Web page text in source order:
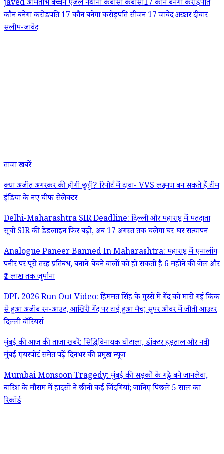
javedअमिताभ बच्चनएंजेल नैथानीकेबीसीकेबीसी17कौन बनेगा करोड़पति
कौन बनेगा करोड़पति 17कौन बनेगा करोड़पति सीजन 17जावेद अख्तरदीवार
सलीम-जावेद
ताजा खबरें
क्या अजीत अगरकर की होगी छुट्टी? रिपोर्ट में दावा- VVS लक्ष्मण बन सकते हैं टीम
इंडिया के नए चीफ सेलेक्टर
Delhi-Maharashtra SIR Deadline: दिल्ली और महाराष्ट्र में मतदाता
सूची SIR की डेडलाइन फिर बढ़ी, अब 17 अगस्त तक चलेगा घर-घर सत्यापन
Analogue Paneer Banned In Maharashtra: महाराष्ट्र में एनालॉग
पनीर पर पूरी तरह प्रतिबंध, बनाने-बेचने वालों को हो सकती है 6 महीने की जेल और
₹1 लाख तक जुर्माना
DPL 2026 Run Out Video: हिममत सिंह के गुस्से में गेंद को मारी गई किक
से हुआ अजीब रन-आउट, आखिरी गेंद पर टाई हुआ मैच; सुपर ओवर में जीती आउटर
दिल्ली वॉरियर्स
मुंबई की आज की ताजा खबरें: सिद्धिविनायक घोटाला, डॉक्टर हड़ताल और नवी
मुंबई एयरपोर्ट समेत पढ़ें दिनभर की प्रमुख न्यूज
Mumbai Monsoon Tragedy: मुंबई की सड़कों के गड्ढे बने जानलेवा,
बारिश के मौसम में हादसों ने छीनी कई जिंदगियां; जानिए पिछले 5 साल का
रिकॉर्ड